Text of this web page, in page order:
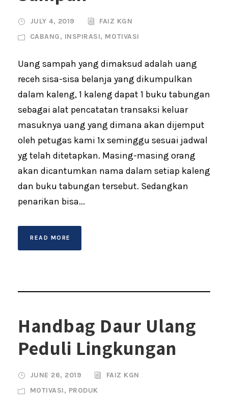
JULY 4, 2019
FAIZ KGN
CABANG, INSPIRASI, MOTIVASI
Uang sampah yang dimaksud adalah uang
receh sisa-sisa belanja yang dikumpulkan
dalam kaleng, 1 kaleng dapat 1 buku tabungan
sebagai alat pencatatan transaksi keluar
masuknya uang yang dimana akan dijemput
oleh petugas kami 1x seminggu sesuai jadwal
yg telah ditetapkan. Masing-masing orang
akan dicantumkan nama dalam setiap kaleng
dan buku tabungan tersebut. Sedangkan
penarikan bisa...
READ MORE
Handbag Daur Ulang
Peduli Lingkungan
JUNE 26, 2019
FAIZ KGN
MOTIVASI, PRODUK